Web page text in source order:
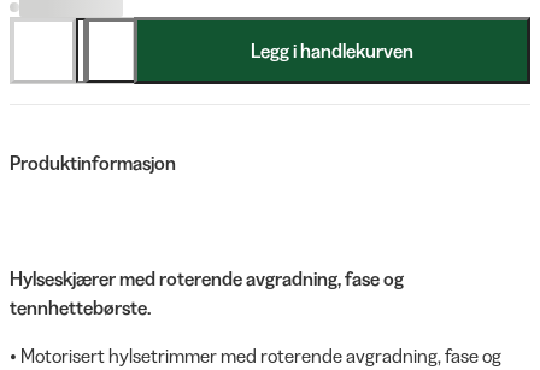
Legg i handlekurven
Produktinformasjon
Hylseskjærer med roterende avgradning, fase og
tennhettebørste.
• Motorisert hylsetrimmer med roterende avgradning, fase og